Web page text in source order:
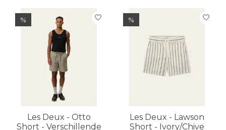
%
Les Deux - Otto
Short - Verschillende
%
Les Deux - Lawson
Short - Ivory/Chive